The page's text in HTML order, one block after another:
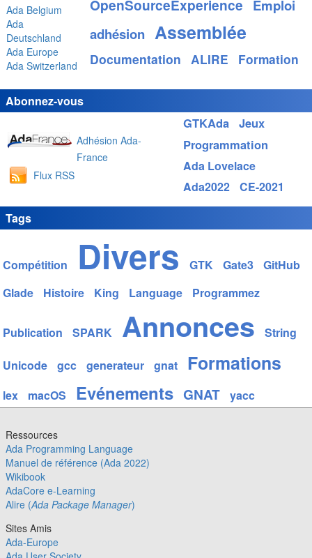
Ada Belgium
Ada
Deutschland
Ada Europe
Ada Switzerland
Abonnez-vous
Adhésion Ada-
France
Flux RSS
Tags
OpenSourceExperience Emploi
adhésion Assemblée
Documentation ALIRE Formation
GTKAda Jeux
Programmation
Ada Lovelace
Ada2022
CE-2021
Compétition Divers GTK Gate3
GitHub
Glade
Histoire King Language Programmez
Publication SPARK Annonces String
Unicode gcc generateur gnat Formations
lex macOS Evénements GNAT yacc
Ressources
Ada Programming Language
Manuel de référence (Ada 2022)
Wikibook
AdaCore e-Learning
Alire (Ada Package Manager)
Sites Amis
Ada-Europe